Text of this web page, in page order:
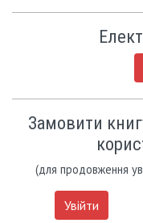
Замовити
(для продовження
Увійти